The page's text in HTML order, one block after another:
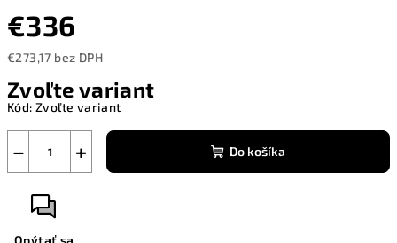
€336
€273,17 bez DPH
cena:
Zvoľte variant
Kód: Zvoľte variant
+
− Do košíka
Opýtať sa